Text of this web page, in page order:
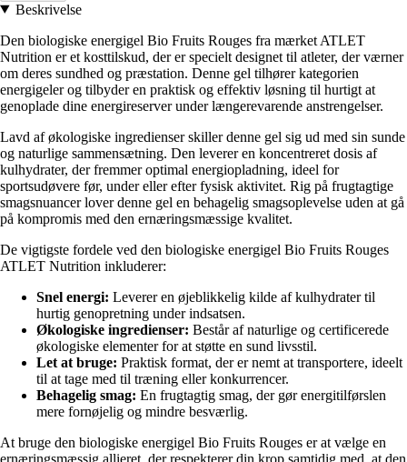
Beskrivelse
Den biologiske energigel Bio Fruits Rouges fra mærket ATLET
Nutrition er et kosttilskud, der er specielt designet til atleter, der værner
om deres sundhed og præstation. Denne gel tilhører kategorien
energigeler og tilbyder en praktisk og effektiv løsning til hurtigt at
genoplade dine energireserver under længerevarende anstrengelser.
Lavd af økologiske ingredienser skiller denne gel sig ud med sin sunde
og naturlige sammensætning. Den leverer en koncentreret dosis af
kulhydrater, der fremmer optimal energiopladning, ideel for
sportsudøvere før, under eller efter fysisk aktivitet. Rig på frugtagtige
smagsnuancer lover denne gel en behagelig smagsoplevelse uden at gå
på kompromis med den ernæringsmæssige kvalitet.
De vigtigste fordele ved den biologiske energigel Bio Fruits Rouges
ATLET Nutrition inkluderer:
Snel energi: Leverer en øjeblikkelig kilde af kulhydrater til
hurtig genopretning under indsatsen.
Økologiske ingredienser: Består af naturlige og certificerede
økologiske elementer for at støtte en sund livsstil.
Let at bruge: Praktisk format, der er nemt at transportere, ideelt
til at tage med til træning eller konkurrencer.
Behagelig smag: En frugtagtig smag, der gør energitilførslen
mere fornøjelig og mindre besværlig.
At bruge den biologiske energigel Bio Fruits Rouges er at vælge en
ernæringsmæssig allieret, der respekterer din krop samtidig med, at den